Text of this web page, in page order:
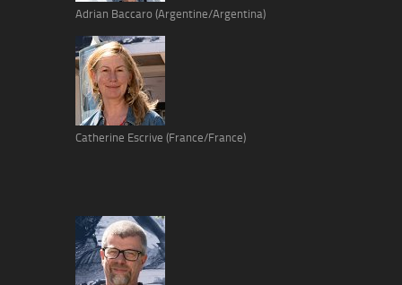
Adrian Baccaro (Argentine/Argentina)
Catherine Escrive (France/France)